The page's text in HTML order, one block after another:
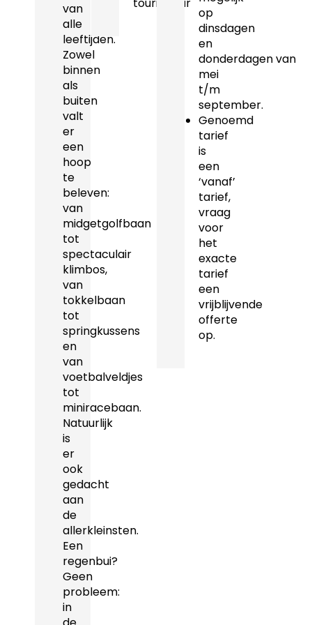
van
alle
leeftijden.
Zowel
binnen
als
buiten
valt
er
een
hoop
te
beleven:
van
midgetgolfbaan
tot
spectaculair
klimbos,
van
tokkelbaan
tot
springkussens
en
van
voetbalveldjes
tot
miniracebaan.
Natuurlijk
is
er
ook
gedacht
aan
de
allerkleinsten.
Een
regenbui?
Geen
probleem:
in
op
dinsdagen
en
donderdagen van
mei
t/m
september.
Genoemd
tarief
is
een
‘vanaf’
tarief,
vraag
voor
het
exacte
tarief
een
vrijblijvende
offerte
op.